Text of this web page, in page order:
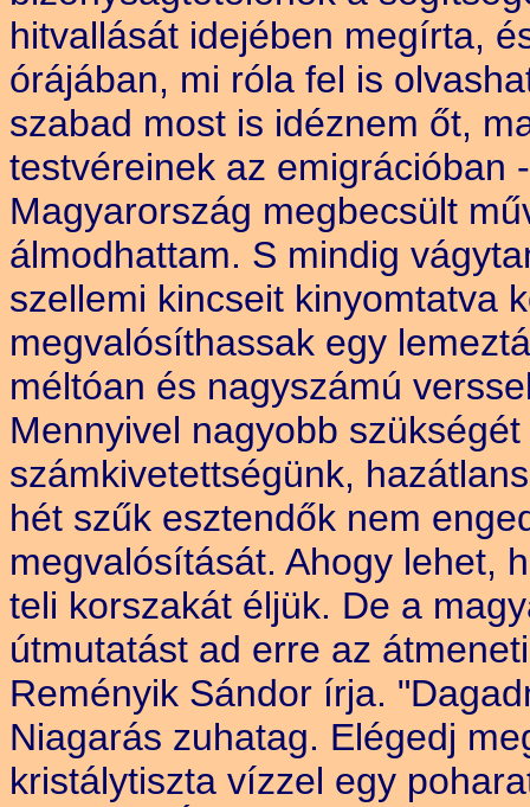
hitvallását idejében megírta,
órájában, mi róla fel is
szabad most is idéznem őt,
testvéreinek az emigrációban
Magyarország megbecsült
álmodhattam. S mindig
szellemi kincseit kinyomtatva
megvalósíthassak egy
méltóan és nagyszámú
Mennyivel nagyobb
számkivetettségünk,
hét szűk esztendők nem
megvalósítását. Ahogy lehet,
teli korszakát éljük. De a
útmutatást ad erre az
Reményik Sándor írja.
Niagarás zuhatag. Elégedj
kristálytiszta vízzel egy